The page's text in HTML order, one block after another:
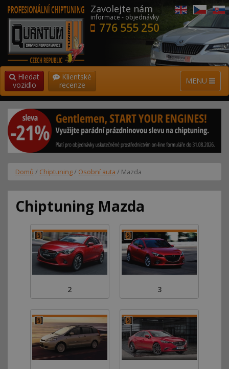
Zavolejte nám
informace - objednávky
776 555 250
MENU
Hledat
vozidlo
Klientské
recenze
Domů / Chiptuning/ Osobní auta / Mazda
Chiptuning Mazda
2 3